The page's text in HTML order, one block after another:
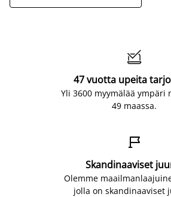

47 vuotta upeita
Yli 3600 myymälää ympäri
49 maassa.

Skandinaaviset
Olemme
jolla on skandinaaviset